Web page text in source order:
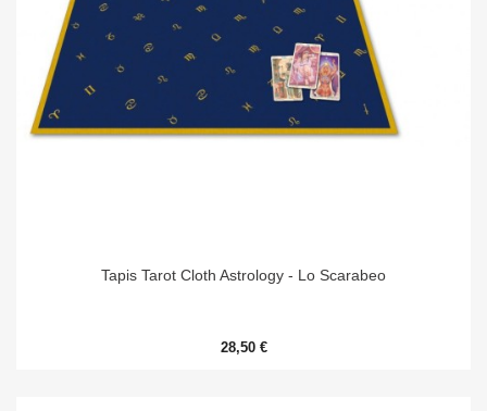
Tapis Tarot Cloth Astrology - Lo Scarabeo
28,50 €